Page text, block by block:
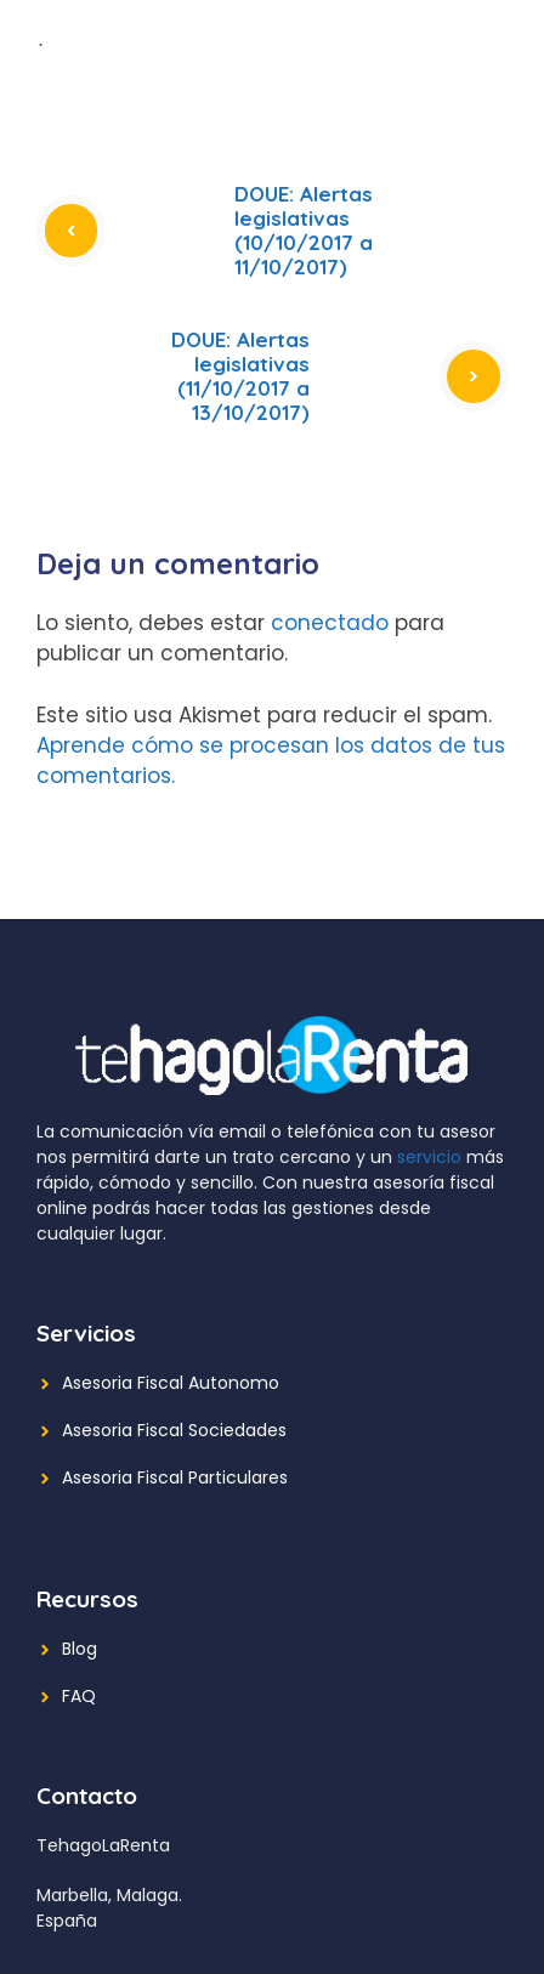
ᐧ
DOUE: Alertas
legislativas
(10/10/2017 a
11/10/2017)
DOUE: Alertas
legislativas
(11/10/2017 a
13/10/2017)
Deja un comentario
Lo siento, debes estar conectado para
publicar un comentario.
Este sitio usa Akismet para reducir el spam.
Aprende cómo se procesan los datos de tus
comentarios.
La comunicación vía email o telefónica con tu asesor
nos permitirá darte un trato cercano y un servicio más
rápido, cómodo y sencillo. Con nuestra asesoría fiscal
online podrás hacer todas las gestiones desde
cualquier lugar.
Servicios
Asesoria Fiscal Autonomo
Asesoria Fiscal Sociedades
Asesoria Fiscal Particulares
Recursos
Blog
FAQ
Contacto
TehagoLaRenta
Marbella, Malaga.
España